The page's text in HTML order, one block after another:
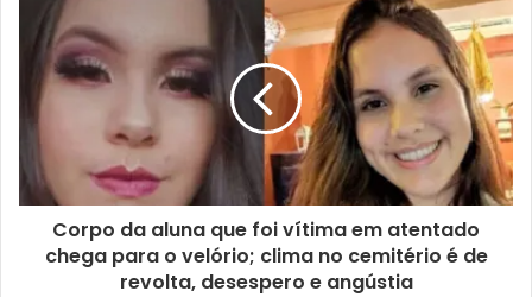
Corpo da aluna que foi vítima em atentado
chega para o velório; clima no cemitério é de
revolta, desespero e angústia